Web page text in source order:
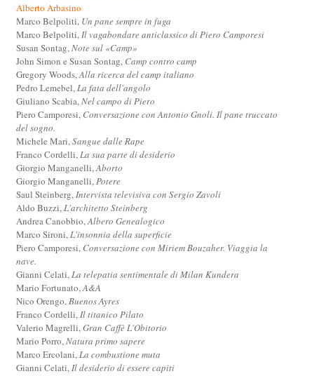
Alberto Arbasino
Marco Belpoliti, Un pane sempre in fuga
Marco Belpoliti,Il vagabondare anticlassico di Piero Camporesi
Susan Sontag,Note sul «Camp»
John Simon e Susan Sontag, Camp contro camp
Gregory Woods,Alla ricerca del camp italiano
Pedro Lemebel,La fata dell'angolo
Giuliano Scabia,Nel campo di Piero
Piero Camporesi, Conversazione con Antonio Gnoli. Il pane truccato
del sogno.
Michele Mari,Sangue dalle Rape
Franco Cordelli,La sua parte di desiderio
Giorgio Manganelli,Aborto
Giorgio Manganelli,Potere
Saul Steinberg,Intervista televisiva con Sergio Zavoli
Aldo Buzzi,L'architetto Steinberg
Andrea Canobbio,Albero Genealogico
Marco Sironi,L'insonnia della superficie
Piero Camporesi, Conversazione con Miriem Bouzaher. Viaggia la
nave.
Gianni Celati,La telepatia sentimentale di Milan Kundera
Mario Fortunato,A&A
Nico Orengo,Buenos Ayres
Franco Cordelli,Il titanico Pilato
Valerio Magrelli,Gran Caffè L'Obitorio
Mario Porro,Natura primo sapere
Marco Ercolani,La combustione muta
Gianni Celati,Il desiderio di essere capiti